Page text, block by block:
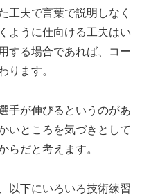
工夫で言葉で説明しなく
ように仕向ける工夫はい
する場合であれば、コー
ります。
手が伸びるというのがあ
いところを気づきとして
らだと考えます。
以下にいろいろ技術練習